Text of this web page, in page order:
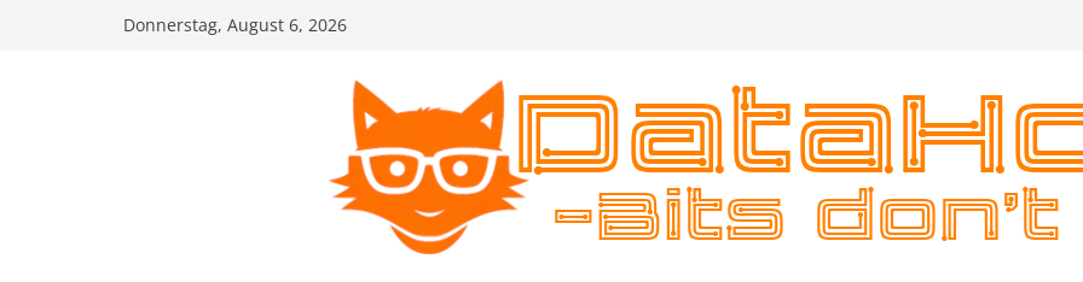
Donnerstag, August 6, 2026